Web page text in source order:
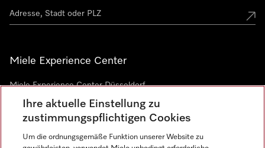
Miele Experience Center
Miele Experience Center Düsseldorf
Miele Experience Center Gütersloh
Ihre aktuelle Einstellung zu
zustimmungspflichtigen Cookies
Um die ordnungsgemäße Funktion unserer Website zu